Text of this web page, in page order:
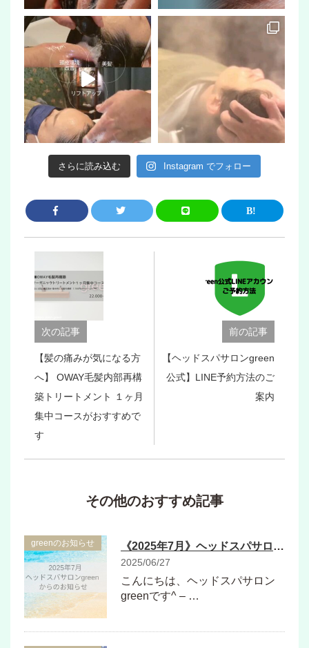
さらに読み込む Instagram でフォロー
次の記事
【髪の痛みが気になる方
へ】 OWAY毛髪内部再構
築トリートメント １ヶ月
集中コースがおすすめで
す
前の記事
【ヘッドスパサロンgreen
公式】LINE予約方法のご
案内
その他のおすすめ記事
greenのお知らせ 《2025年7月》ヘッドスパサロンgreenからのお知らせ
2025/06/27
こんにちは、ヘッドスパサロン
greenです^ – …